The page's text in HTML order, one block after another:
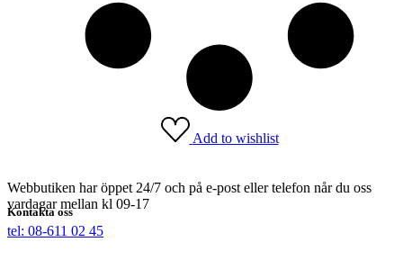
Add to wishlist
Webbutiken har öppet 24/7 och på e-post eller telefon når du oss
vardagar mellan kl 09-17
Kontakta oss
tel: 08-611 02 45